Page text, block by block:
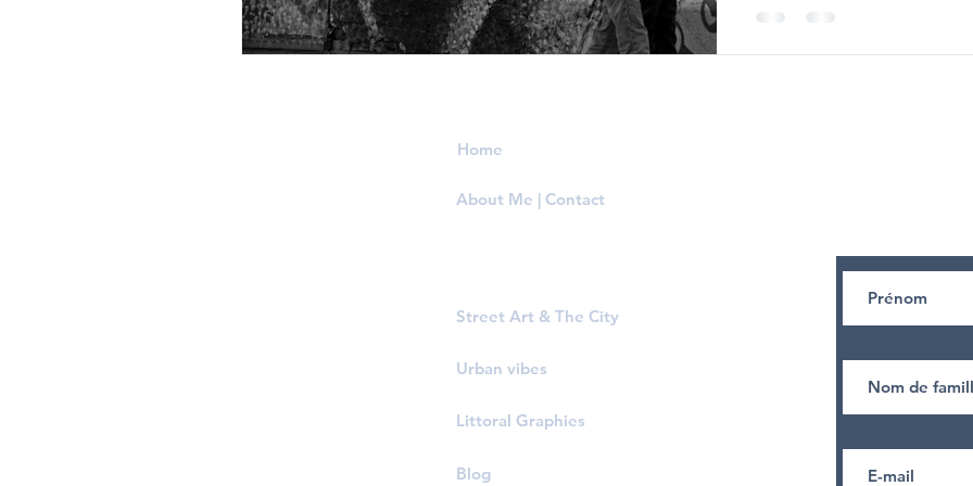
Home
About Me | Contact
Street Art & The City
Urban vibes
Littoral Graphies
Blog